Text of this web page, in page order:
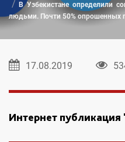
В Узбекистане определили
людьми. Почти 50% опрошенных
17.08.2019
Интернет